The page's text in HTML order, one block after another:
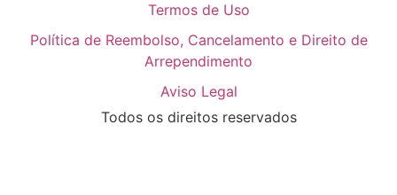
Termos de Uso
Política de Reembolso, Cancelamento e Direito de
Arrependimento
Aviso Legal
Todos os direitos reservados